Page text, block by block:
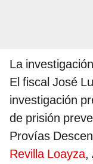
La
El fiscal José
investigación
de prisión
Provías
Revilla Loayza,